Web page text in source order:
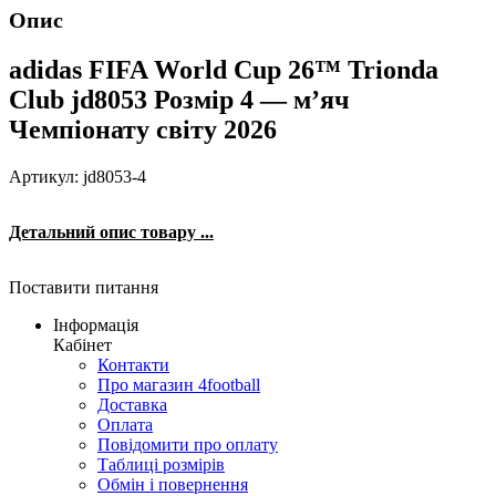
Опис
adidas FIFA World Cup 26™ Trionda
Club jd8053 Розмір 4 — м’яч
Чемпіонату світу 2026
Артикул: jd8053-4
Детальний опис товару ...
Поставити питання
Інформація
Кабінет
Контакти
Про магазин 4football
Доставка
Оплата
Повідомити про оплату
Таблиці розмірів
Обмін і повернення